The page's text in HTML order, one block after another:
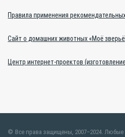
Правила применения
Сайт о домашних животных «Моё
Центр интернет-проектов
Все права защищены, 2007–2024.